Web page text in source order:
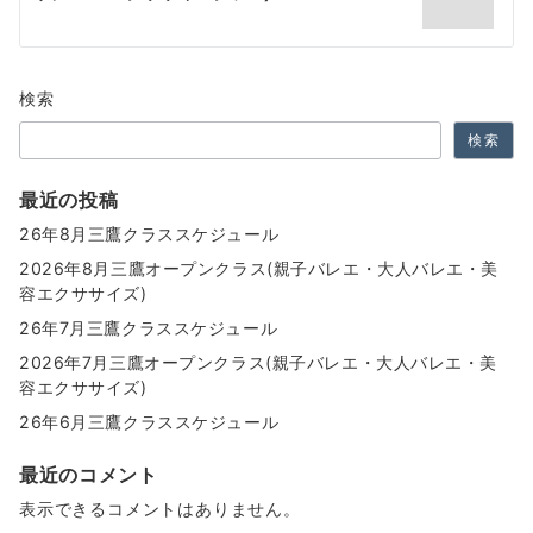
ビ
ー
シ
ョ
ン
検索
検索
最近の投稿
26年8月三鷹クラススケジュール
2026年8月三鷹オープンクラス(親子バレエ・大人バレエ・美
容エクササイズ)
26年7月三鷹クラススケジュール
2026年7月三鷹オープンクラス(親子バレエ・大人バレエ・美
容エクササイズ)
26年6月三鷹クラススケジュール
最近のコメント
表示できるコメントはありません。